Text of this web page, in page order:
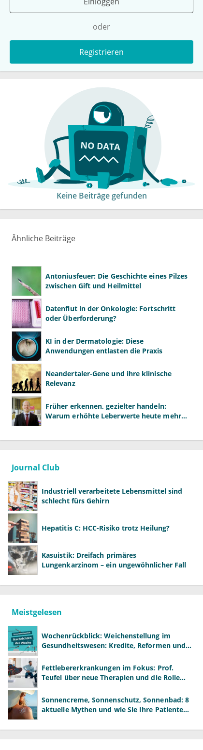
oder
Registrieren
Keine Beiträge gefunden
Ähnliche Beiträge
Antoniusfeuer: Die Geschichte eines Pilzes
zwischen Gift und Heilmittel
Datenflut in der Onkologie: Fortschritt
oder Überforderung?
KI in der Dermatologie: Diese
Anwendungen entlasten die Praxis
Neandertaler-Gene und ihre klinische
Relevanz
Früher erkennen, gezielter handeln:
Warum erhöhte Leberwerte heute mehr
Journal Club
Industriell verarbeitete Lebensmittel sind
schlecht fürs Gehirn
Hepatitis C: HCC-Risiko trotz Heilung?
Kasuistik: Dreifach primäres
Lungenkarzinom – ein ungewöhnlicher Fall
Meistgelesen
Wochenrückblick: Weichenstellung im
Gesundheitswesen: Kredite, Reformen und
Fettlebererkrankungen im Fokus: Prof.
Teufel über neue Therapien und die Rolle
Sonnencreme, Sonnenschutz, Sonnenbad: 8
aktuelle Mythen und wie Sie Ihre Patienten